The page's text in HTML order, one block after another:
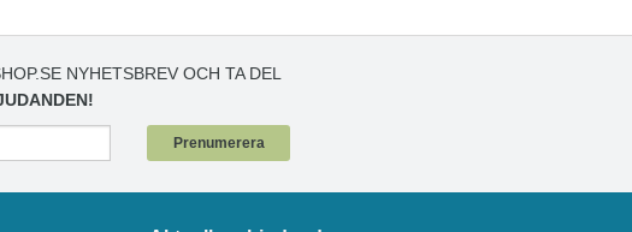
NYHETSBREV OCH TA DEL
Prenumerera